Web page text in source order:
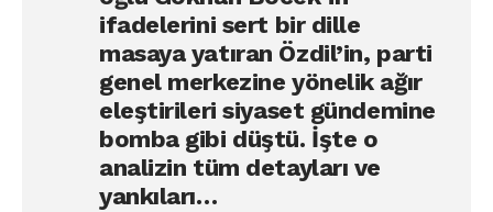
ifadelerini sert bir dille
masaya yatıran Özdil’in, parti
genel merkezine yönelik ağır
eleştirileri siyaset gündemine
bomba gibi düştü. İşte o
analizin tüm detayları ve
yankıları…